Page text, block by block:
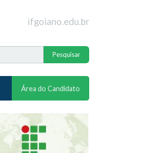
ifgoiano.edu.br
Área do Candidato